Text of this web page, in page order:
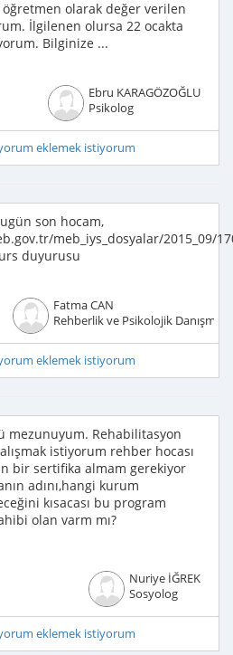
olarak değer verilen
İlgilenen olursa 22 ocakta
Bilginize ...
Ebru KARAGÖZOĞLU
Psikolog
eklemek istiyorum
son hocam,
meb_iys_dosyalar/2015_09/
duyurusu
Fatma CAN
Rehberlik ve Psikolojik
eklemek istiyorum
mezunuyum. Rehabilitasyon
istiyorum rehber hocası
bir sertifika almam gerekiyor
adını,hangi kurum
kısacası bu program
olan varm mı?
Nuriye İĞREK
Sosyolog
eklemek istiyorum